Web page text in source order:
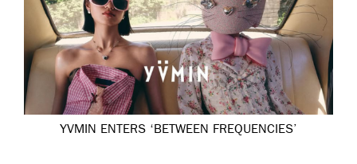
YVMIN ENTERS ‘BETWEEN FREQUENCIES’